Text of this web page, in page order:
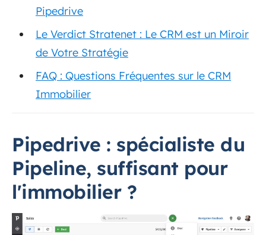
Pipedrive
Le Verdict Stratenet : Le CRM est un Miroir
de Votre Stratégie
FAQ : Questions Fréquentes sur le CRM
Immobilier
Pipedrive : spécialiste du
Pipeline, suffisant pour
l'immobilier ?